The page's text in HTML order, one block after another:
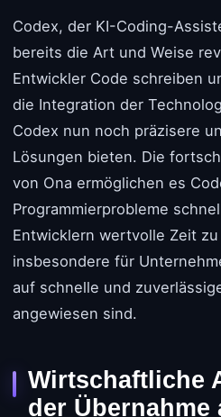
Codex, der KI-Coding-
bereits die Art und Weise
Entwickler Code schreiben
die Integration der
Codex nun noch präzisere
Lösungen bieten. Die
von Ona ermöglichen es
Programmierprobleme
Entwicklern wertvolle Zeit
insbesondere für
auf schnelle und
angewiesen sind.
Wirtschaftliche
der Übernahme